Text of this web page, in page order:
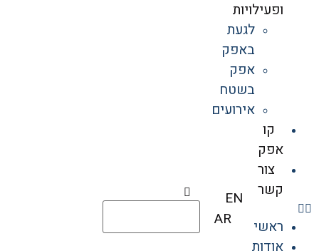
ופעילויות
לגעת
באפק
אפק
בשטח
אירועים
קו
אפק
צור
קשר
ראשי
אודות
EN
AR